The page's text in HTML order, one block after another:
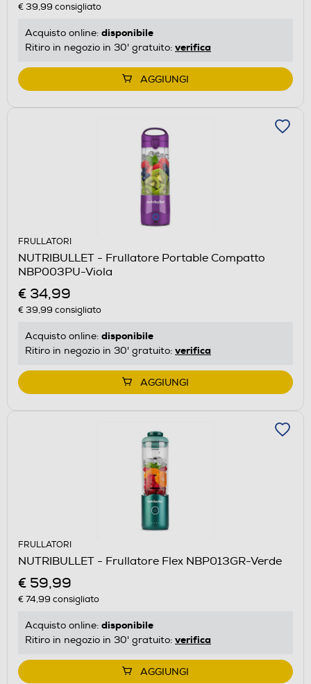
€ 39,99 consigliato
Acquisto online: disponibile
Ritiro in negozio in 30' gratuito: verifica
AGGIUNGI
FRULLATORI
NUTRIBULLET - Frullatore Portable Compatto
NBP003PU-Viola
€ 34,99
€ 39,99 consigliato
Acquisto online: disponibile
Ritiro in negozio in 30' gratuito: verifica
AGGIUNGI
FRULLATORI
NUTRIBULLET - Frullatore Flex NBP013GR-Verde
€ 59,99
€ 74,99 consigliato
Acquisto online: disponibile
Ritiro in negozio in 30' gratuito: verifica
AGGIUNGI